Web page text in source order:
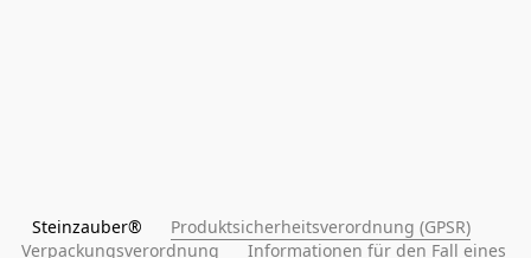
Steinzauber® Produktsicherheitsverordnung (GPSR)
Verpackungsverordnung
Informationen für den Fall eines